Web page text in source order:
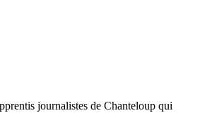
journalistes de Chanteloup qui